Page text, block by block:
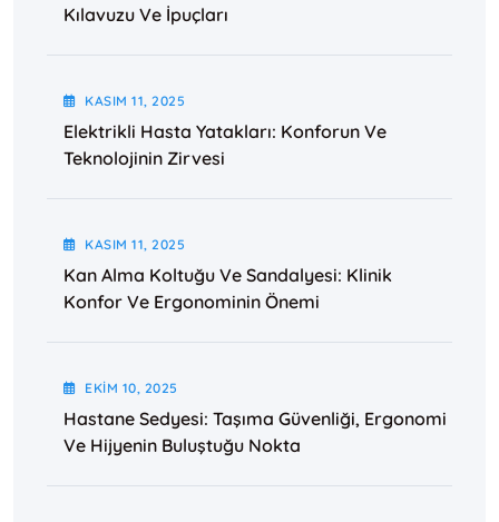
Kılavuzu Ve İpuçları
KASIM11, 2025
Elektrikli Hasta Yatakları: Konforun Ve
Teknolojinin Zirvesi
KASIM11, 2025
Kan Alma Koltuğu Ve Sandalyesi: Klinik
Konfor Ve Ergonominin Önemi
EKIM 10, 2025
Hastane Sedyesi: Taşıma Güvenliği, Ergonomi
Ve Hijyenin Buluştuğu Nokta